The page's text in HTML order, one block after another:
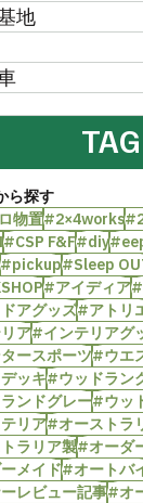
地
TAG
ら探す
物置#2×4works
#CSP F&F#diy
#pickup#Sleep
#アイディア#
アグッズ#アトリ
ア#インテリアグ
ースポーツ#ウエ
ッキ#ウッドラン
ンドグレー#ウッ
リア#オーストラ
ラリア製#オーダ
メイド#オートバ
レビュー記事#オ